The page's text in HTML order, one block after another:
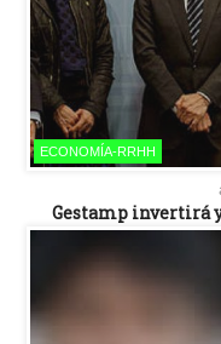
ECONOMÍA-RRHH
Gestamp invertirá